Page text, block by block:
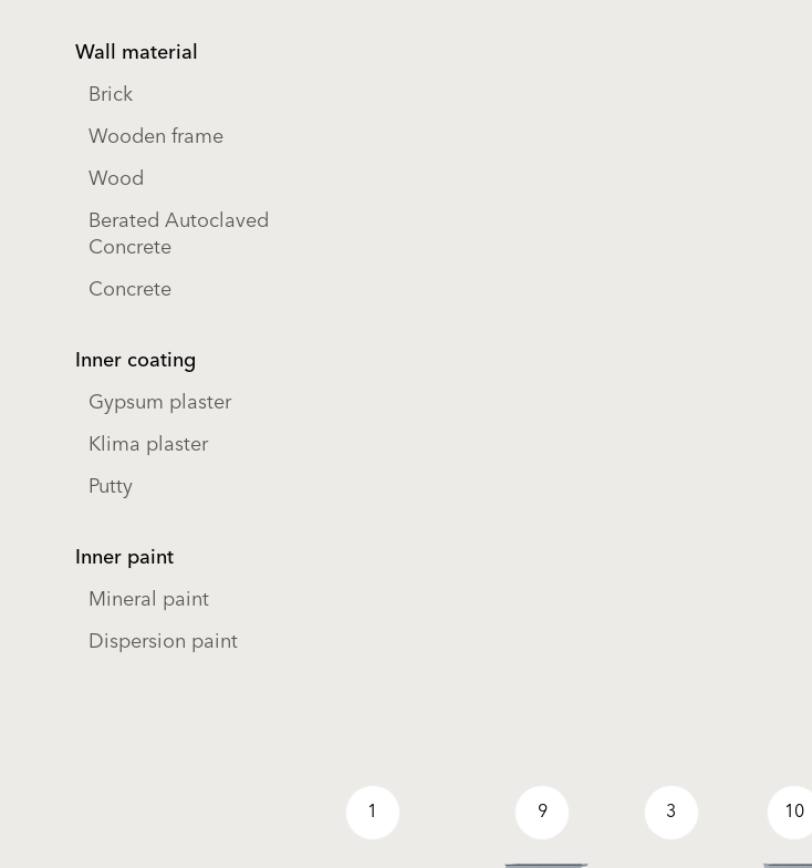
Wall material
Brick
Wooden frame
Wood
Berated Autoclaved
Concrete
Concrete
Inner coating
Gypsum plaster
Klima plaster
Putty
Inner paint
Mineral paint
Dispersion paint
1 3
9 10